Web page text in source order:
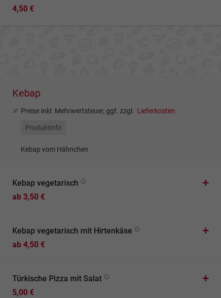
4,50 €
Kebap
Preise inkl. Mehrwertsteuer, ggf. zzgl. Lieferkosten
Produktinfo
Kebap vom Hähnchen
Kebap vegetarisch
ab 3,50 €
Kebap vegetarisch mit Hirtenkäse
ab 4,50 €
Türkische Pizza mit Salat
5,00 €